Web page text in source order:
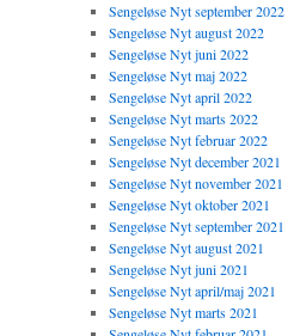
Sengeløse Nyt september 2022
Sengeløse Nyt august 2022
Sengeløse Nyt juni 2022
Sengeløse Nyt maj 2022
Sengeløse Nyt april 2022
Sengeløse Nyt marts 2022
Sengeløse Nyt februar 2022
Sengeløse Nyt december 2021
Sengeløse Nyt november 2021
Sengeløse Nyt oktober 2021
Sengeløse Nyt september 2021
Sengeløse Nyt august 2021
Sengeløse Nyt juni 2021
Sengeløse Nyt april/maj 2021
Sengeløse Nyt marts 2021